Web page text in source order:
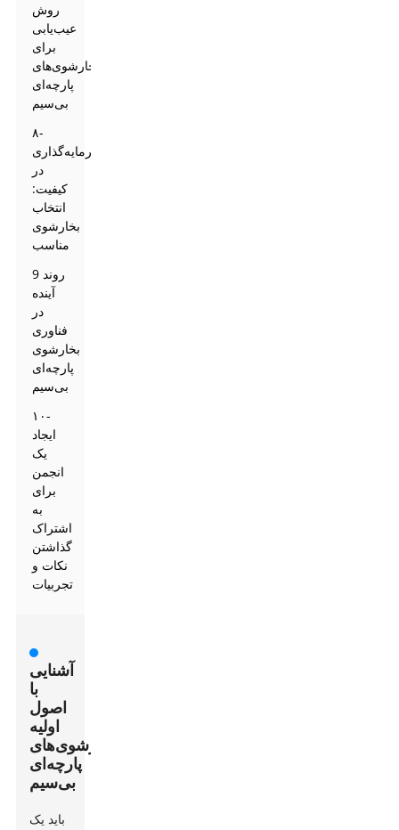
روش
عیب‌یابی
برای
بخارشوی‌های
پارچه‌ای
بی‌سیم
۸-
سرمایه‌گذاری
در
کیفیت:
انتخاب
بخارشوی
مناسب
9 روند
آینده
در
فناوری
بخارشوی
پارچه‌ای
بی‌سیم
۱۰-
ایجاد
یک
انجمن
برای
به
اشتراک
گذاشتن
نکات و
تجربیات
آشنایی
با
اصول
اولیه
بخارشوی‌های
پارچه‌ای
بی‌سیم
باید یک